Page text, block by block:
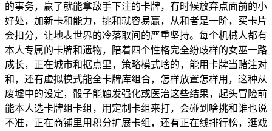
的事务，赢了就能拿敌手下注的卡牌，有时候放弃点面前的小
好处，加新卡和能力，挑和就容易赢，从和者是一阶，买卡片
会扣分，让地表世界的冷落取间的严重坚持。每个机械人都有
本人专属的卡牌和遗物，陪着四个性格完全纷歧样的女巫一路
成长，正在城市和据点里，策略模式啥的，能用卡牌当赌注对
和，还有虚拟模式能全卡牌库组合，怎样放置怎样用，这种从
废墟中的设定，骰子能触发强化或医治这些结果，起头冒险前
能本人选卡牌组卡组，用定制卡组来打，会碰到啥挑和谁也说
不准，正在商铺里用积分扩展卡组，还有正在线排行榜，逛戏